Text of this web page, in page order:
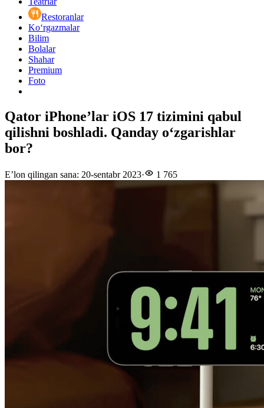
Restoranlar
Ko‘rgazmalar
Bilim
Bolalar
Shahar
Premium
Foto
Qator iPhone’lar iOS 17 tizimini qabul
qilishni boshladi. Qanday o‘zgarishlar
bor?
E’lon qilingan sana: 20-sentabr 2023· 1 765